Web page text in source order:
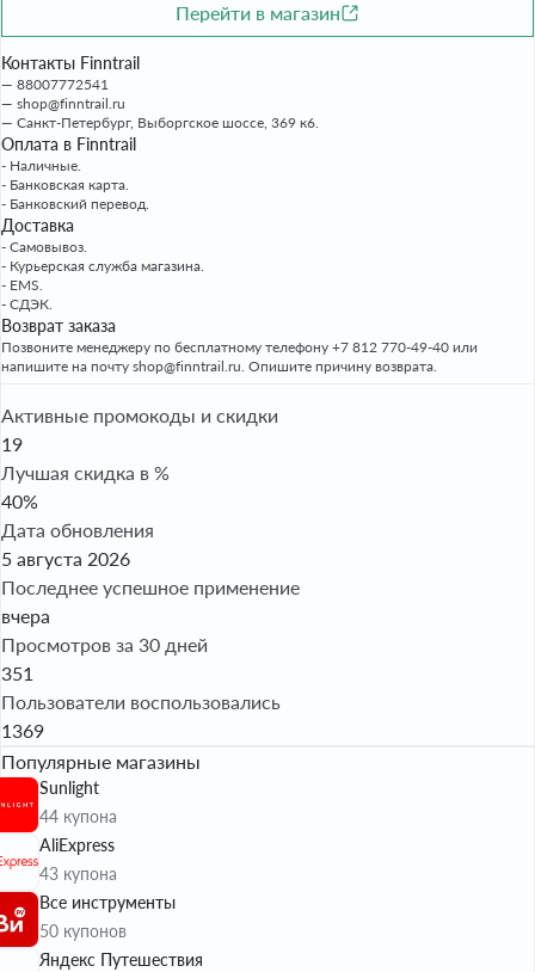
Перейти в магазин
Контакты Finntrail
88007772541
shop@finntrail.ru
Санкт-Петербург, Выборгское шоссе, 369 к6.
Оплата в Finntrail
- Наличные.
- Банковская карта.
- Банковский перевод.
Доставка
- Самовывоз.
- Курьерская служба магазина.
- EMS.
- СДЭК.
Возврат заказа
Позвоните менеджеру по бесплатному телефону +7 812 770-49-40 или
напишите на почту shop@finntrail.ru. Опишите причину возврата.
Активные промокоды и скидки
19
Лучшая скидка в %
40%
Дата обновления
5 августа 2026
Последнее успешное применение
вчера
Просмотров за 30 дней
351
Пользователи воспользовались
1369
Популярные магазины
Sunlight
44 купона
AliExpress
43 купона
Все инструменты
50 купонов
Яндекс Путешествия